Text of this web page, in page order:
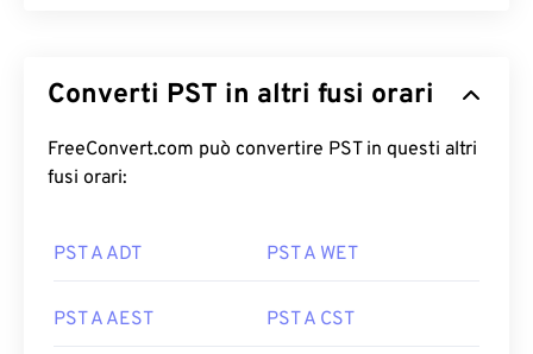
Converti PST in altri fusi orari
FreeConvert.com può convertire PST in questi altri
fusi orari:
PST A ADT PST A WET
PST A AEST PST A CST